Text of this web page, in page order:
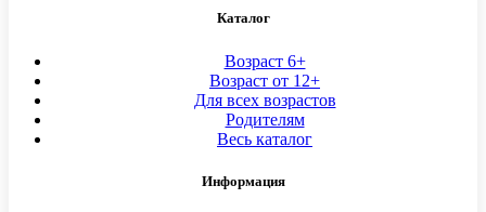
Каталог
Возраст 6+
Возраст от 12+
Для всех возрастов
Родителям
Весь каталог
Информация